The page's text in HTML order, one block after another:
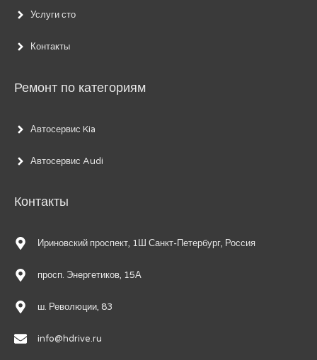
Услуги сто
Контакты
Ремонт по категориям
Автосервис Kia
Автосервис Audi
Контакты
Ириновский проспект, 1Ш Санкт-Петербург, Россия
просп. Энергетиков, 15А
ш. Революции, 83
info@hdrive.ru